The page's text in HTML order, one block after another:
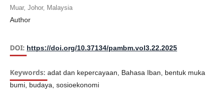
Muar, Johor, Malaysia
Author
DOI: https://doi.org/10.37134/pambm.vol3.22.2025
Keywords: adat dan kepercayaan, Bahasa Iban, bentuk muka
bumi, budaya, sosioekonomi